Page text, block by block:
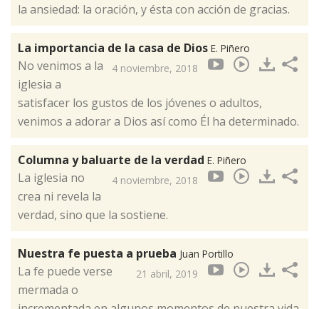
la ansiedad: la oración, y ésta con acción de gracias. ​
La importancia de la casa de Dios E. Piñero
4 noviembre, 2018
No venimos a la
iglesia a
satisfacer los gustos de los jóvenes o adultos,
venimos a adorar a Dios así como Él ha determinado.
Columna y baluarte de la verdad E. Piñero
4 noviembre, 2018
La iglesia no
crea ni revela la
verdad, sino que la sostiene.​
Nuestra fe puesta a prueba Juan Portillo
21 abril, 2019
La fe puede verse
mermada o